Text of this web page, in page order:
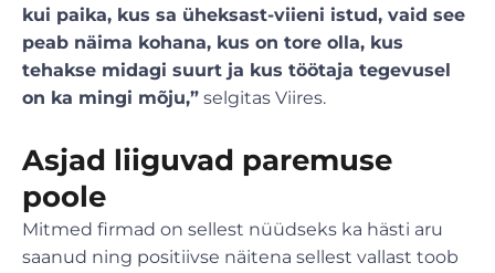
kui paika, kus sa üheksast-viieni istud, vaid see
peab näima kohana, kus on tore olla, kus
tehakse midagi suurt ja kus töötaja tegevusel
on ka mingi mõju,” selgitas Viires.
Asjad liiguvad paremuse
poole
Mitmed firmad on sellest nüüdseks ka hästi aru
saanud ning positiivse näitena sellest vallast toob